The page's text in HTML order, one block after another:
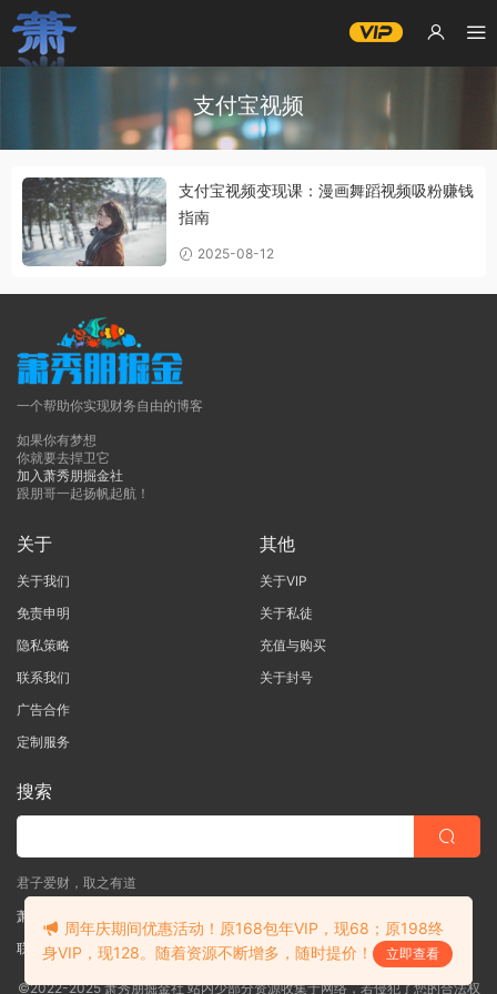
支付宝视频
支付宝视频变现课：漫画舞蹈视频吸粉赚钱
指南
2025-08-12
一个帮助你实现财务自由的博客
如果你有梦想
你就要去捍卫它
加入萧秀朋掘金社
跟朋哥一起扬帆起航！
关于
关于我们
免责申明
隐私策略
联系我们
广告合作
定制服务
其他
关于VIP
关于私徒
充值与购买
关于封号
搜索
君子爱财，取之有道
萧秀朋掘金社
联系客服(说明需求，勿问在否)
©2022-2025 萧秀朋掘金社 站内少部分资源收集于网络，若侵犯了您的合法权
周年庆期间优惠活动！原168包年VIP，现68；原198终
身VIP，现128。随着资源不断增多，随时提价！
立即查看